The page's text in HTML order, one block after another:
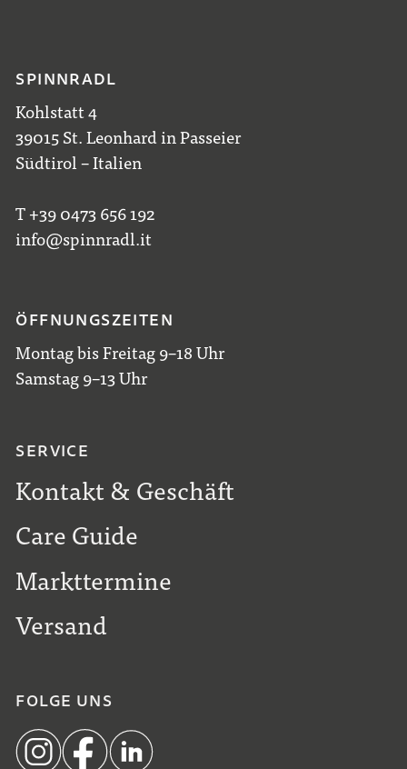
SPINNRADL
Kohlstatt 4
39015 St. Leonhard in Passeier
Südtirol – Italien
T +39 0473 656 192
info@spinnradl.it
ÖFFNUNGSZEITEN
Montag bis Freitag 9–18 Uhr
Samstag 9–13 Uhr
SERVICE
Kontakt & Geschäft
Care Guide
Markttermine
Versand
FOLGE UNS